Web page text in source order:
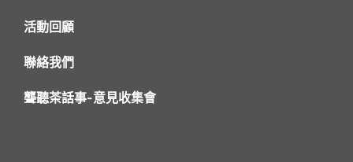
活動回顧
聯絡我們
聾聽茶話事-意見收集會